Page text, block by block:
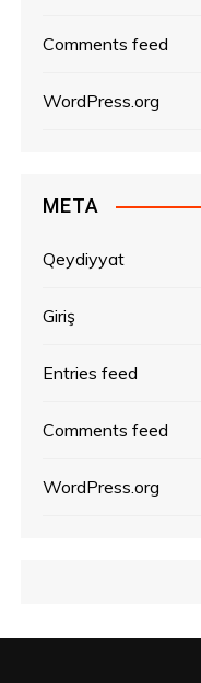
Comments feed
WordPress.org
META
Qeydiyyat
Giriş
Entries feed
Comments feed
WordPress.org